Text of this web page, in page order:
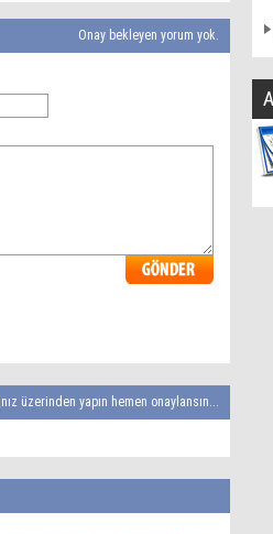
Onay bekleyen yorum yok.
üzerinden yapın hemen onaylansın...